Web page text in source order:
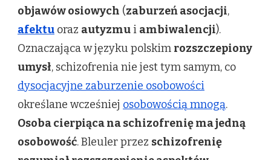
objawów osiowych (zaburzeń asocjacji,
afektu oraz autyzmu i ambiwalencji).
Oznaczająca w języku polskim rozszczepiony
umysł, schizofrenia nie jest tym samym, co
dysocjacyjne zaburzenie osobowości
określane wcześniej osobowością mnogą.
Osoba cierpiąca na schizofrenię ma jedną
osobowość. Bleuler przez schizofrenię